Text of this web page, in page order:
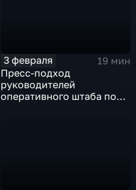
3 февраля
19 мин
Пресс-подход
руководителей
оперативного штаба по